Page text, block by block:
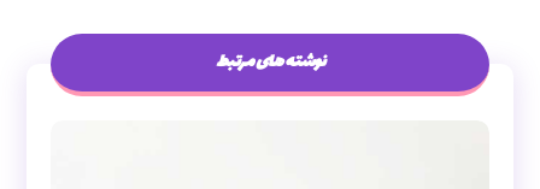
نوشته های مرتبط